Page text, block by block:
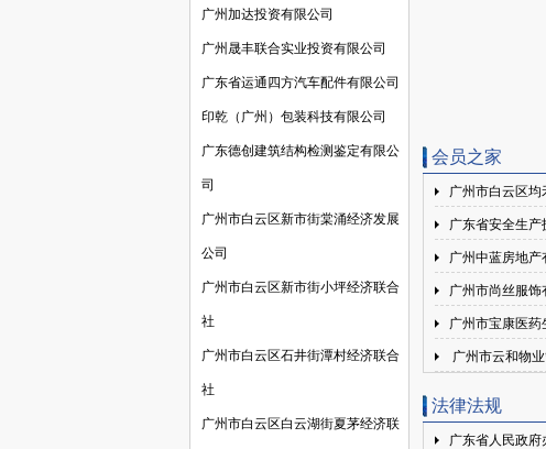
会员之家
广州市白云区
广东省安全生
广州中蓝房地产
广州市尚丝服饰
广州市宝康医
广州市云和物
法律法规
广东省人民政